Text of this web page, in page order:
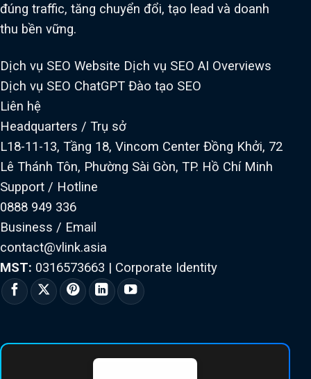
đúng traffic, tăng chuyển đổi, tạo lead và doanh
thu bền vững.
Dịch vụ SEO Website Dịch vụ SEO AI Overviews
Dịch vụ SEO ChatGPT Đào tạo SEO
Liên hệ
Headquarters / Trụ sở
L18-11-13, Tầng 18, Vincom Center Đồng Khởi, 72
Lê Thánh Tôn, Phường Sài Gòn, TP. Hồ Chí Minh
Support / Hotline
0888 949 336
Business / Email
contact@vlink.asia
MST: 0316573663 | Corporate Identity